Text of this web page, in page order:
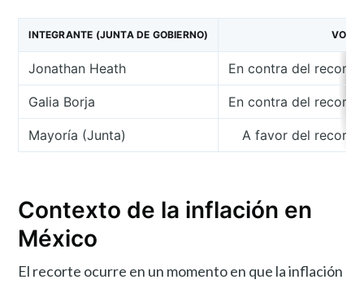
INTEGRANTE (JUNTA DE GOBIERNO) VOTO
Jonathan Heath En contra del recorte
Galia Borja En contra del recorte
Mayoría (Junta) A favor del recorte
Contexto de la inflación en
México
El recorte ocurre en un momento en que la inflación